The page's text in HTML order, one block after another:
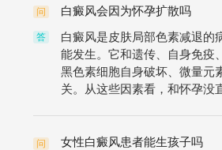
问 白癜风会因为怀孕扩散吗
答
白癜风是皮肤局部色素减退的
能发生。它和遗传、自身免疫
黑色素细胞自身破坏、微量元
关。从这些因素看，和怀孕没
问 女性白癜风患者能生孩子吗